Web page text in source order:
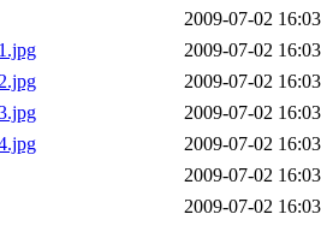
2009-07-02 16:03
2009-07-02 16:03
2009-07-02 16:03
2009-07-02 16:03
2009-07-02 16:03
2009-07-02 16:03
2009-07-02 16:03